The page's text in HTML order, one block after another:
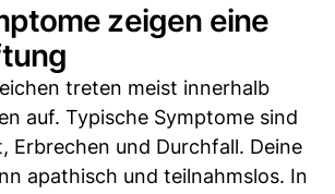
zeigen eine
treten meist innerhalb
auf. Typische Symptome sind
Erbrechen und Durchfall. Deine
apathisch und teilnahmslos. In